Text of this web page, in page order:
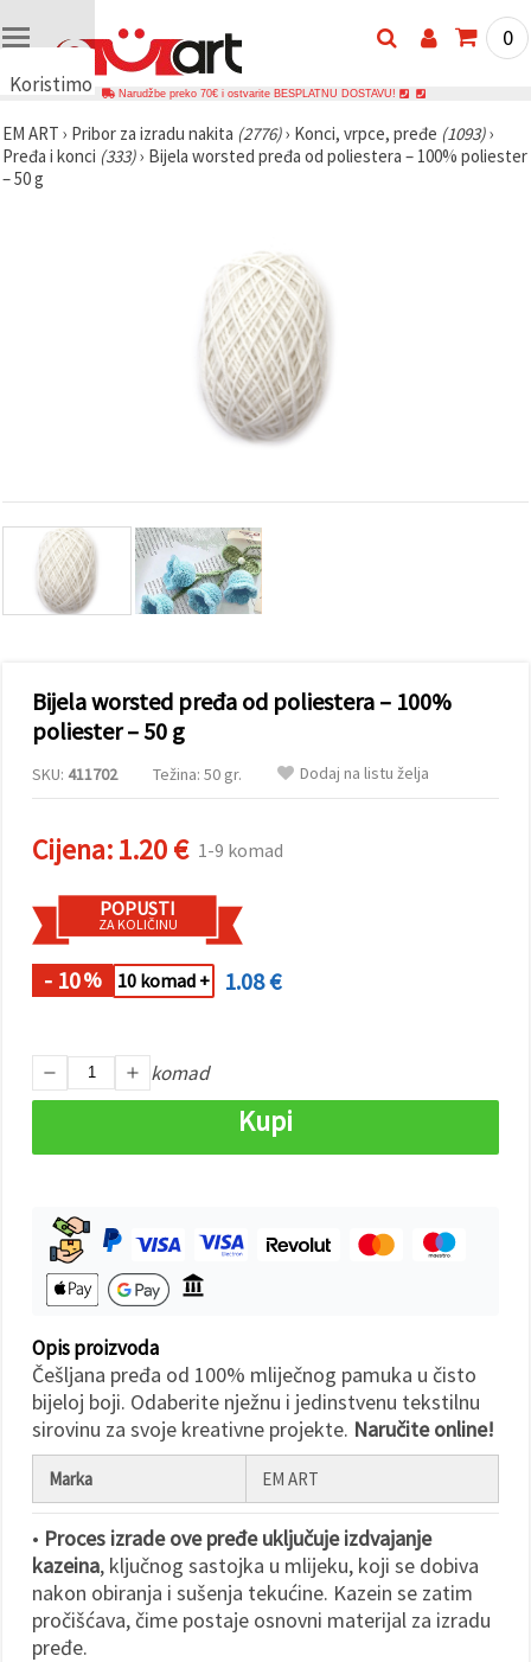
Koristimo
🍪
Koristimo
kolačiće i
prikazivali
sadržaj i
oglase,
uključujući
uz pomoć
naših
Možete
pristati na
korištenje
kolačića
klikom na
sve!" Ili
naznačiti
preferencije
Postavkama
odabirom
određene
"Spremi".
sve
0
Narudžbe preko 70€ i ostvarite BESPLATNU DOSTAVU!
EM ART › Pribor za izradu nakita (2776)› Konci, vrpce, pređe (1093)›
Pređa i konci (333)› Bijela worsted pređa od poliestera – 100% poliester
– 50 g
Bijela worsted pređa od poliestera – 100%
poliester – 50 g
SKU: 411702 Težina: 50 gr. Dodaj na listu želja
Cijena:1.20 € 1-9 komad
POPUSTI
ZA KOLIČINU
- 10% 10 komad + 1.08 €
komad
Kupi
Opis proizvoda
Češljana pređa od 100% mliječnog pamuka u čisto
bijeloj boji. Odaberite nježnu i jedinstvenu tekstilnu
sirovinu za svoje kreativne projekte. Naručite online!
Marka EM ART
• Proces izrade ove pređe uključuje izdvajanje
kazeina, ključnog sastojka u mlijeku, koji se dobiva
nakon obiranja i sušenja tekućine. Kazein se zatim
pročišćava, čime postaje osnovni materijal za izradu
pređe.